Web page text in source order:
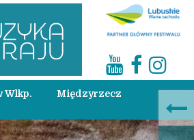
Wlkp.
Międzyrzecz